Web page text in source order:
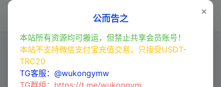
×
公而告之
本站所有资源均可搬运，但禁止共享会员账号！
本站不支持微信支付宝充值交易，只接受USDT-
TRC20
TG客服：@wukongymw
TG群组： https://t.me/wukongym
【亲测】Turkey Global全开源9
语言交易所源码/币币交易+合约交